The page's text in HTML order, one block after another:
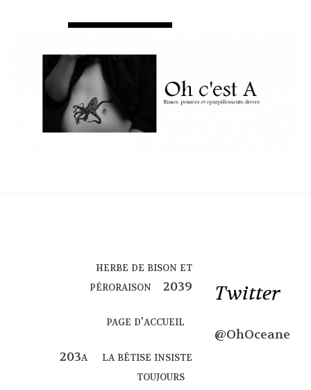
herbe de bison et
péroraison
page d'accueil
la bêtise insiste
toujours
Twitter
@OhOceane